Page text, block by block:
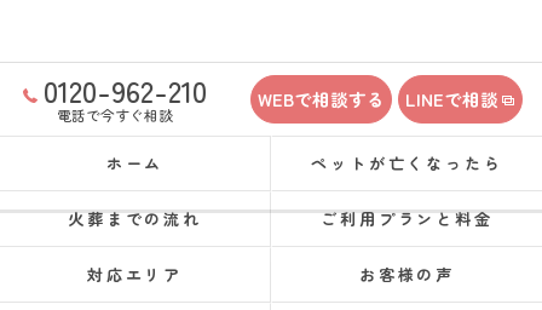
0120-962-210
電話で今すぐ相談
WEBで相談する LINEで相談
ホーム ペットが亡くなったら
火葬までの流れ ご利用プランと料金
対応エリア お客様の声